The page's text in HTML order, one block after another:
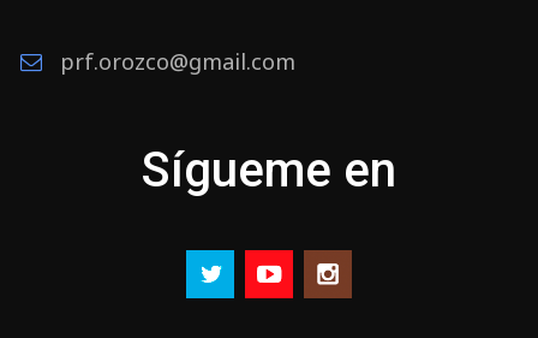
prf.orozco@gmail.com
Sígueme en